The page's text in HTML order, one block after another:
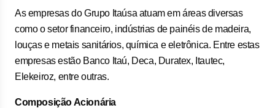
As empresas do Grupo Itaúsa atuam em áreas diversas
como o setor financeiro, indústrias de painéis de madeira,
louças e metais sanitários, química e eletrônica. Entre estas
empresas estão Banco Itaú, Deca, Duratex, Itautec,
Elekeiroz, entre outras.
Composição Acionária